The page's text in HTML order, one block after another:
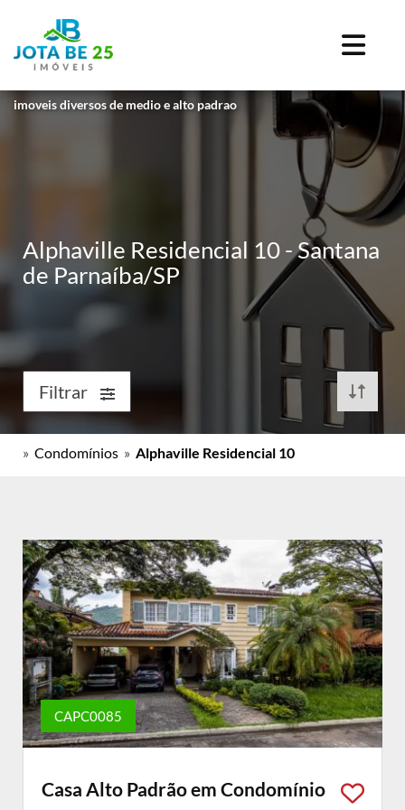
imoveis diversos de medio e alto padrao
Alphaville Residencial 10 - Santana
de Parnaíba/SP
Filtrar
» Condomínios » Alphaville Residencial 10
CAPC0085
Casa Alto Padrão em Condomínio